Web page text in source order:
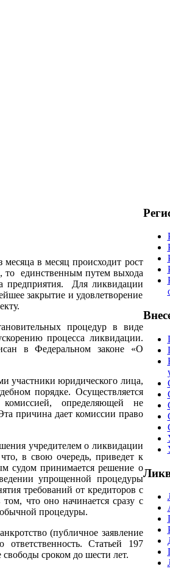
в месяц происходит рост
то единственным путем выхода
предприятия. Для ликвидации
закрытие и удовлетворение
процедур в виде
процесса ликвидации.
в Федеральном законе «О
участники юридического лица,
порядке. Осуществляется
комиссией,
определяющей не
причина дает комиссии право
учредителем о ликвидации
в свою очередь, приведет к
судомпринимается решение о
упрощенной процедуры
требований от кредиторов с
что оно начинается сразу с
процедуры.
(публичное заявление
ответственность. Статьей 197
сроком до шести лет.